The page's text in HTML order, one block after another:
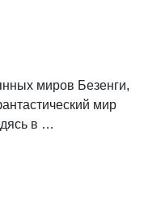
миров Безенги,
мир
в …